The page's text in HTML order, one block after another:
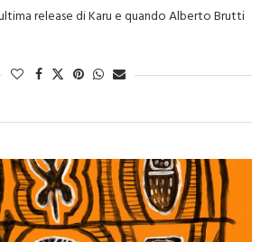
release di Karu e quando Alberto Brutti